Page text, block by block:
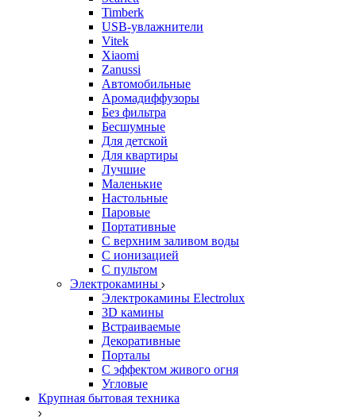
Timberk
USB-увлажнители
Vitek
Xiaomi
Zanussi
Автомобильные
Аромадиффузоры
Без фильтра
Бесшумные
Для детской
Для квартиры
Лучшие
Маленькие
Настольные
Паровые
Портативные
С верхним заливом воды
С ионизацией
С пультом
Электрокамины
Электрокамины Electrolux
3D камины
Встраиваемые
Декоративные
Порталы
С эффектом живого огня
Угловые
Крупная бытовая техника